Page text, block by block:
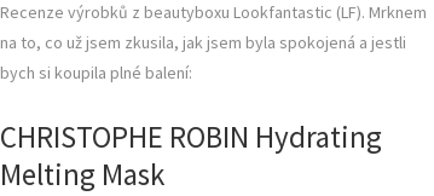
Recenze výrobků z beautyboxu Lookfantastic (LF). Mrknem
na to, co už jsem zkusila, jak jsem byla spokojená a jestli
bych si koupila plné balení:
CHRISTOPHE ROBIN Hydrating
Melting Mask